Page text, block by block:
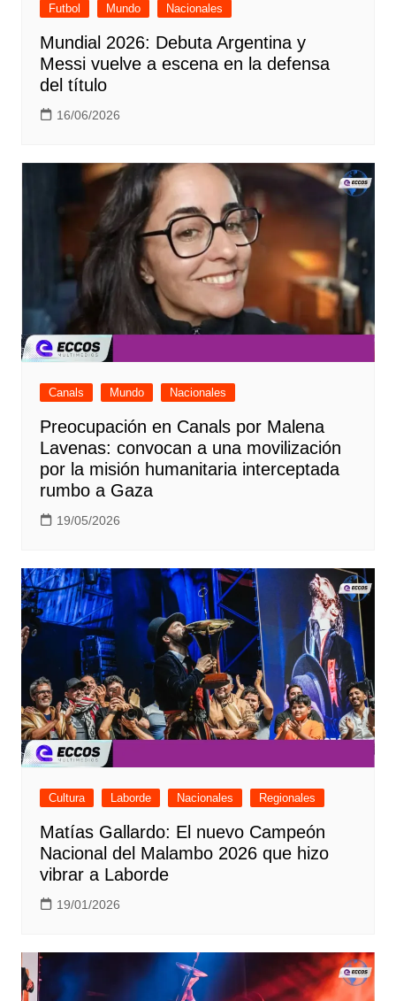
Futbol Mundo Nacionales
Mundial 2026: Debuta Argentina y
Messi vuelve a escena en la defensa
del título
16/06/2026
Canals Mundo Nacionales
Preocupación en Canals por Malena
Lavenas: convocan a una movilización
por la misión humanitaria interceptada
rumbo a Gaza
19/05/2026
Cultura Laborde Nacionales Regionales
Matías Gallardo: El nuevo Campeón
Nacional del Malambo 2026 que hizo
vibrar a Laborde
19/01/2026